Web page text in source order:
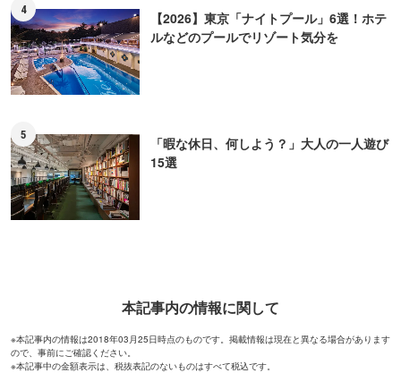
4
【2026】東京「ナイトプール」6選！ホテ
ルなどのプールでリゾート気分を
5
「暇な休日、何しよう？」大人の一人遊び
15選
本記事内の情報に関して
※本記事内の情報は2018年03月25日時点のものです。掲載情報は現在と異なる場合があります
ので、事前にご確認ください。
※本記事中の金額表示は、税抜表記のないものはすべて税込です。